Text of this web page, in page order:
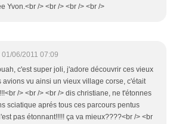
Yvon.<br /> <br /> <br /> <br />
01/06/2011 07:09
c'est super joli, j'adore découvrir ces vieux
avions vu ainsi un vieux village corse, c'était
/> <br /> <br /> dis christiane, ne t'étonnes
sciatique aprés tous ces parcours pentus
pas étonnant!!!!! ça va mieux????<br /> <br